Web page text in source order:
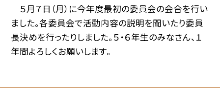
５月７日（月）に今年度最初の委員会の会合を行い
ました。各委員会で活動内容の説明を聞いたり委員
長決めを行ったりしました。５・６年生のみなさん、１
年間よろしくお願いします。